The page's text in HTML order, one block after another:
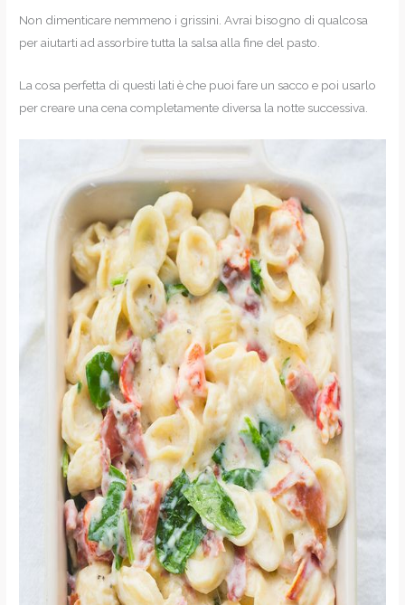
Non dimenticare nemmeno i grissini. Avrai bisogno di qualcosa
per aiutarti ad assorbire tutta la salsa alla fine del pasto.
La cosa perfetta di questi lati è che puoi fare un sacco e poi usarlo
per creare una cena completamente diversa la notte successiva.